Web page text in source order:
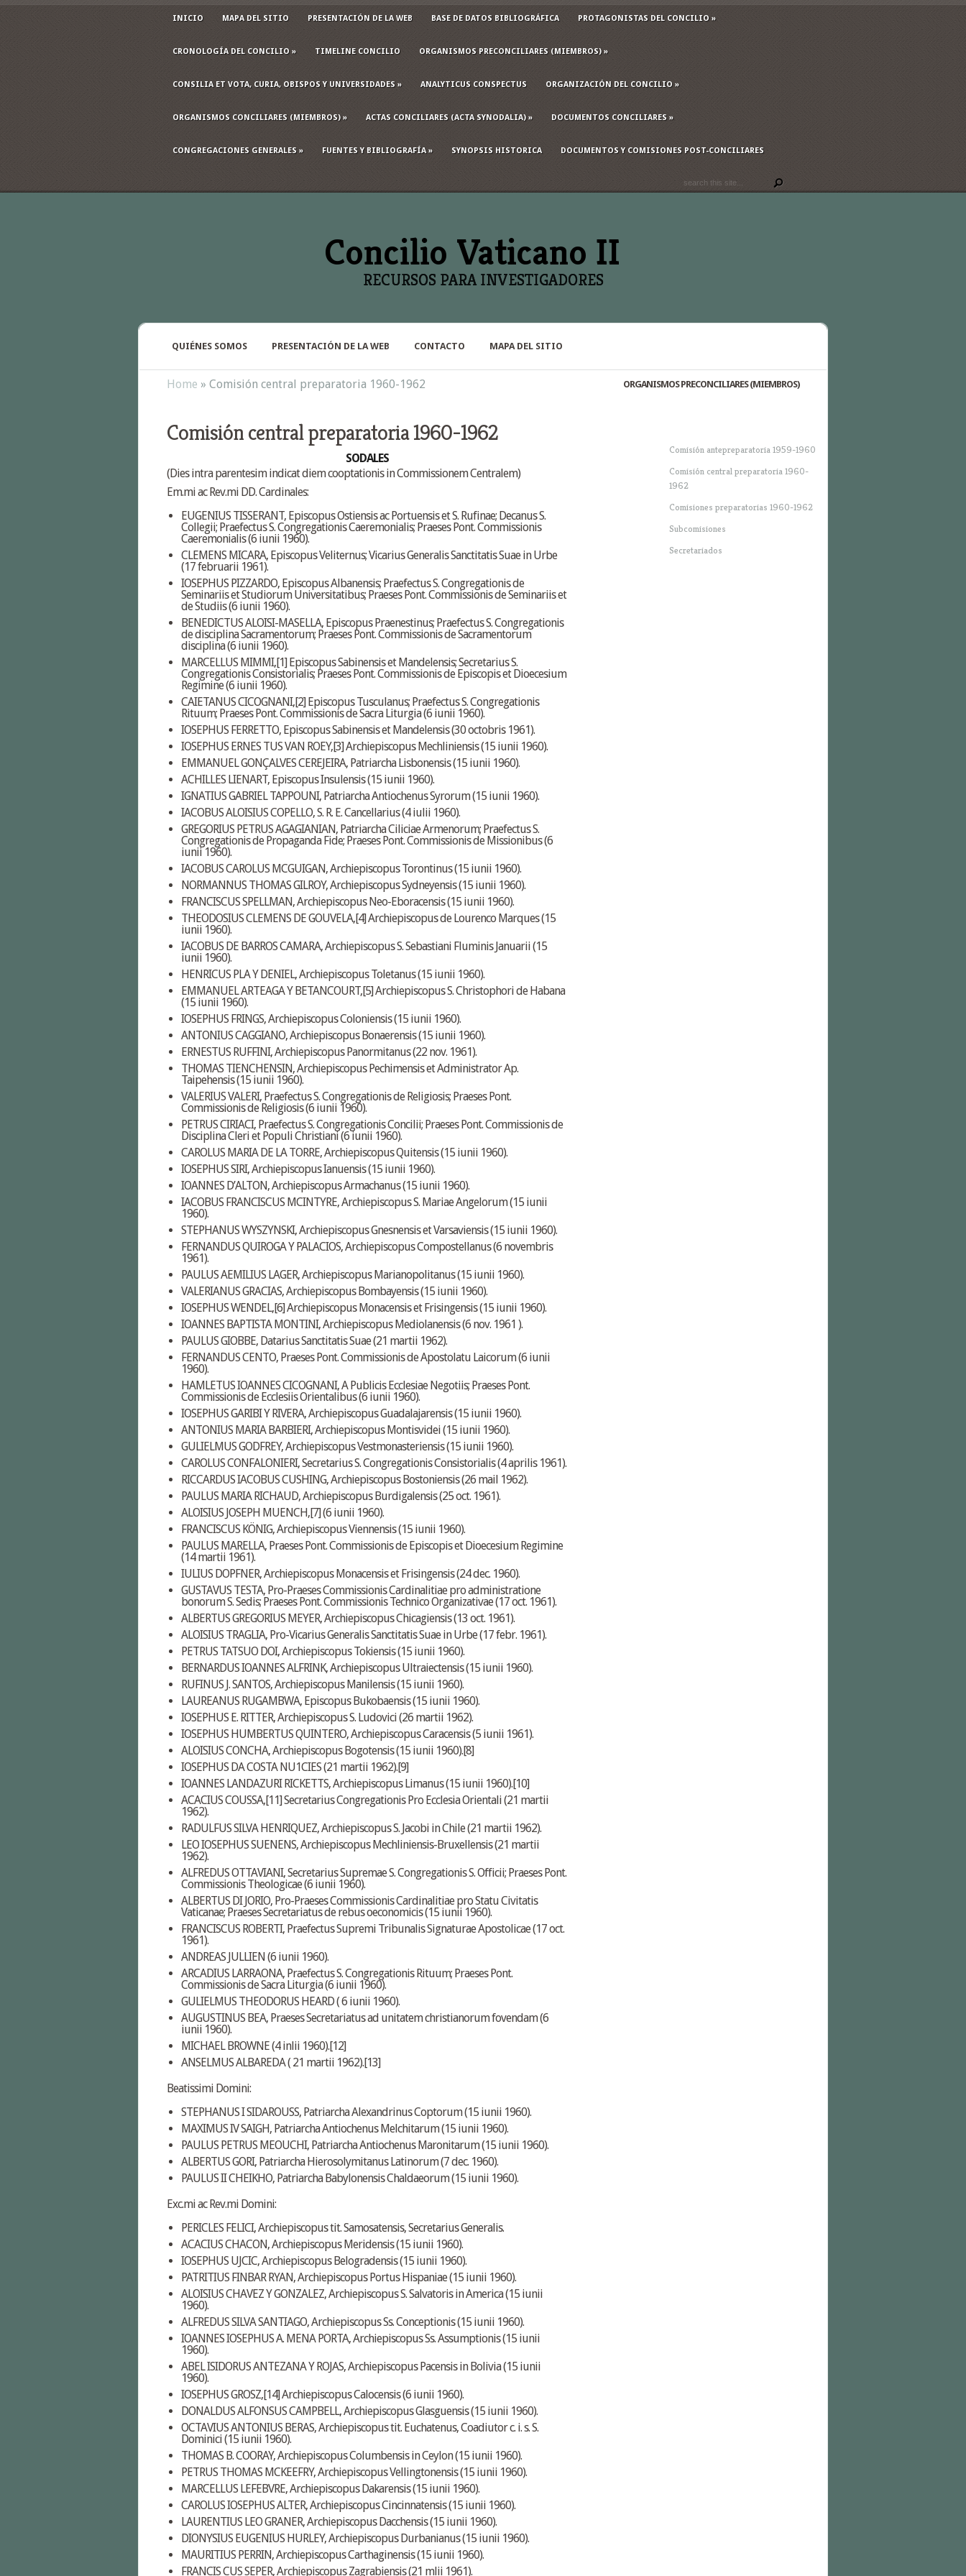
INICIO MAPA DEL SITIO PRESENTACIÓN DE LA WEB BASE DE DATOS BIBLIOGRÁFICA PROTAGONISTAS DEL CONCILIO »
CRONOLOGÍA DEL CONCILIO » TIMELINE CONCILIO ORGANISMOS PRECONCILIARES (MIEMBROS)»
CONSILIA ET VOTA, CURIA, OBISPOS Y UNIVERSIDADES » ANALYTICUS CONSPECTUS ORGANIZACIÓN DEL CONCILIO »
ORGANISMOS CONCILIARES (MIEMBROS)» ACTAS CONCILIARES (ACTA SYNODALIA)» DOCUMENTOS CONCILIARES »
CONGREGACIONES GENERALES » FUENTES Y BIBLIOGRAFÍA» SYNOPSIS HISTORICA DOCUMENTOS Y COMISIONES POST-CONCILIARES
RECURSOS PARA INVESTIGADORES
QUIÉNES SOMOS PRESENTACIÓN DE LA WEB CONTACTO MAPA DEL SITIO
Home » Comisión central preparatoria 1960-1962
Comisión central preparatoria 1960-1962
SODALES
(Dies intra parentesim indicat diem cooptationis in Commissionem Centralem)
Em.mi ac Rev.mi DD. Cardinales:
EUGENIUS TISSERANT, Episcopus Ostiensis ac Portuensis et S. Rufinae; Decanus S.
Collegii; Praefectus S. Congregationis Caeremonialis; Praeses Pont. Commissionis
Caeremonialis (6 iunii 1960).
CLEMENS MICARA, Episcopus Veliternus; Vicarius Generalis Sanctitatis Suae in Urbe
(17 februarii 1961).
IOSEPHUS PIZZARDO, Episcopus Albanensis; Praefectus S. Congregationis de
Seminariis et Studiorum Universitatibus; Praeses Pont. Commissionis de Seminariis et
de Studiis (6 iunii 1960).
BENEDICTUS ALOISI-MASELLA, Episcopus Praenestinus; Praefectus S. Congregationis
de disciplina Sacramentorum; Praeses Pont. Commissionis de Sacramentorum
disciplina (6 iunii 1960).
MARCELLUS MIMMI,[1]Episcopus Sabinensis et Mandelensis; Secretarius S.
Congregationis Consistorialis; Praeses Pont. Commissionis de Episcopis et Dioecesium
Regimine (6 iunii 1960).
CAIETANUS CICOGNANI,[2]Episcopus Tusculanus; Praefectus S. Congregationis
Rituum; Praeses Pont. Commissionis de Sacra Liturgia (6 iunii 1960).
IOSEPHUS FERRETTO, Episcopus Sabinensis et Mandelensis (30 octobris 1961).
IOSEPHUS ERNES TUS VAN ROEY,[3]Archiepiscopus Mechliniensis (15 iunii 1960).
EMMANUEL GONÇALVES CEREJEIRA, Patriarcha Lisbonensis (15 iunii 1960).
ACHILLES LIENART, Episcopus Insulensis (15 iunii 1960).
IGNATIUS GABRIEL TAPPOUNI, Patriarcha Antiochenus Syrorum (15 iunii 1960).
IACOBUS ALOISIUS COPELLO, S. R. E. Cancellarius (4 iulii 1960).
GREGORIUS PETRUS AGAGIANIAN, Patriarcha Ciliciae Armenorum; Praefectus S.
Congregationis de Propaganda Fide; Praeses Pont. Commissionis de Missionibus (6
iunii 1960).
IACOBUS CAROLUS MCGUIGAN, Archiepiscopus Torontinus (15 iunii 1960).
NORMANNUS THOMAS GILROY, Archiepiscopus Sydneyensis (15 iunii 1960).
FRANCISCUS SPELLMAN, Archiepiscopus Neo-Eboracensis (15 iunii 1960).
THEODOSIUS CLEMENS DE GOUVELA,[4]Archiepiscopus de Lourenco Marques (15
iunii 1960).
IACOBUS DE BARROS CAMARA, Archiepiscopus S. Sebastiani Fluminis Januarii (15
iunii 1960).
HENRICUS PLA Y DENIEL, Archiepiscopus Toletanus (15 iunii 1960).
EMMANUEL ARTEAGA Y BETANCOURT,[5]Archiepiscopus S. Christophori de Habana
(15 iunii 1960).
IOSEPHUS FRINGS, Archiepiscopus Coloniensis (15 iunii 1960).
ANTONIUS CAGGIANO, Archiepiscopus Bonaerensis (15 iunii 1960).
ERNESTUS RUFFINI, Archiepiscopus Panormitanus (22 nov. 1961).
THOMAS TIENCHENSIN, Archiepiscopus Pechimensis et Administrator Ap.
Taipehensis (15 iunii 1960).
VALERIUS VALERI, Praefectus S. Congregationis de Religiosis; Praeses Pont.
Commissionis de Religiosis (6 iunii 1960).
PETRUS CIRIACI, Praefectus S. Congregationis Concilii; Praeses Pont. Commissionis de
Disciplina Cleri et Populi Christiani (6 iunii 1960).
CAROLUS MARIA DE LA TORRE, Archiepiscopus Quitensis (15 iunii 1960).
IOSEPHUS SIRI, Archiepiscopus Ianuensis (15 iunii 1960).
IOANNES D’ALTON, Archiepiscopus Armachanus (15 iunii 1960).
IACOBUS FRANCISCUS MCINTYRE, Archiepiscopus S. Mariae Angelorum (15 iunii
1960).
STEPHANUS WYSZYNSKI, Archiepiscopus Gnesnensis et Varsaviensis (15 iunii 1960).
FERNANDUS QUIROGA Y PALACIOS, Archiepiscopus Compostellanus (6 novembris
1961).
PAULUS AEMILIUS LAGER, Archiepiscopus Marianopolitanus (15 iunii 1960).
VALERIANUS GRACIAS, Archiepiscopus Bombayensis (15 iunii 1960).
IOSEPHUS WENDEL,[6]Archiepiscopus Monacensis et Frisingensis (15 iunii 1960).
IOANNES BAPTISTA MONTINI, Archiepiscopus Mediolanensis (6 nov. 1961 ).
PAULUS GIOBBE, Datarius Sanctitatis Suae (21 martii 1962).
FERNANDUS CENTO, Praeses Pont. Commissionis de Apostolatu Laicorum (6 iunii
1960).
HAMLETUS IOANNES CICOGNANI, A Publicis Ecclesiae Negotiis; Praeses Pont.
Commissionis de Ecclesiis Orientalibus (6 iunii 1960).
IOSEPHUS GARIBI Y RIVERA, Archiepiscopus Guadalajarensis (15 iunii 1960).
ANTONIUS MARIA BARBIERI, Archiepiscopus Montisvidei (15 iunii 1960).
GULIELMUS GODFREY, Archiepiscopus Vestmonasteriensis (15 iunii 1960).
CAROLUS CONFALONIERI, Secretarius S. Congregationis Consistorialis (4 aprilis 1961).
RICCARDUS IACOBUS CUSHING, Archiepiscopus Bostoniensis (26 mail 1962).
PAULUS MARIA RICHAUD, Archiepiscopus Burdigalensis (25 oct. 1961).
ALOISIUS JOSEPH MUENCH,[7](6 iunii 1960).
FRANCISCUS KÖNIG, Archiepiscopus Viennensis (15 iunii 1960).
PAULUS MARELLA, Praeses Pont. Commissionis de Episcopis et Dioecesium Regimine
(14 martii 1961).
IULIUS DOPFNER, Archiepiscopus Monacensis et Frisingensis (24 dec. 1960).
GUSTAVUS TESTA, Pro-Praeses Commissionis Cardinalitiae pro administratione
bonorum S. Sedis; Praeses Pont. Commissionis Technico Organizativae (17 oct. 1961).
ALBERTUS GREGORIUS MEYER, Archiepiscopus Chicagiensis (13 oct. 1961).
ALOISIUS TRAGLIA, Pro-Vicarius Generalis Sanctitatis Suae in Urbe (17 febr. 1961).
PETRUS TATSUO DOI, Archiepiscopus Tokiensis (15 iunii 1960).
BERNARDUS IOANNES ALFRINK, Archiepiscopus Ultraiectensis (15 iunii 1960).
RUFINUS J. SANTOS, Archiepiscopus Manilensis (15 iunii 1960).
LAUREANUS RUGAMBWA, Episcopus Bukobaensis (15 iunii 1960).
IOSEPHUS E. RITTER, Archiepiscopus S. Ludovici (26 martii 1962).
IOSEPHUS HUMBERTUS QUINTERO, Archiepiscopus Caracensis (5 iunii 1961).
ALOISIUS CONCHA, Archiepiscopus Bogotensis (15 iunii 1960).[8]
IOSEPHUS DA COSTA NU1CIES (21 martii 1962).[9]
IOANNES LANDAZURI RICKETTS, Archiepiscopus Limanus (15 iunii 1960).[10]
ACACIUS COUSSA,[11]Secretarius Congregationis Pro Ecclesia Orientali (21 martii
1962).
RADULFUS SILVA HENRIQUEZ, Archiepiscopus S. Jacobi in Chile (21 martii 1962).
LEO IOSEPHUS SUENENS, Archiepiscopus Mechliniensis-Bruxellensis (21 martii
1962).
ALFREDUS OTTAVIANI, Secretarius Supremae S. Congregationis S. Officii; Praeses Pont.
Commissionis Theologicae (6 iunii 1960).
ALBERTUS DI JORIO, Pro-Praeses Commissionis Cardinalitiae pro Statu Civitatis
Vaticanae; Praeses Secretariatus de rebus oeconomicis (15 iunii 1960).
FRANCISCUS ROBERTI, Praefectus Supremi Tribunalis Signaturae Apostolicae (17 oct.
1961).
ANDREAS JULLIEN (6 iunii 1960).
ARCADIUS LARRAONA, Praefectus S. Congregationis Rituum; Praeses Pont.
Commissionis de Sacra Liturgia (6 iunii 1960).
GULIELMUS THEODORUS HEARD ( 6 iunii 1960).
AUGUSTINUS BEA, Praeses Secretariatus ad unitatem christianorum fovendam (6
iunii 1960).
MICHAEL BROWNE (4 inlii 1960).[12]
ANSELMUS ALBAREDA ( 21 martii 1962).[13]
Beatissimi Domini:
STEPHANUS I SIDAROUSS, Patriarcha Alexandrinus Coptorum (15 iunii 1960).
MAXIMUS IV SAIGH, Patriarcha Antiochenus Melchitarum (15 iunii 1960).
PAULUS PETRUS MEOUCHI, Patriarcha Antiochenus Maronitarum (15 iunii 1960).
ALBERTUS GORI, Patriarcha Hierosolymitanus Latinorum (7 dec. 1960).
PAULUS II CHEIKHO, Patriarcha Babylonensis Chaldaeorum (15 iunii 1960).
Exc.mi ac Rev.mi Domini:
PERICLES FELICI, Archiepiscopus tit. Samosatensis, Secretarius Generalis.
ACACIUS CHACON, Archiepiscopus Meridensis (15 iunii 1960).
IOSEPHUS UJCIC, Archiepiscopus Belogradensis (15 iunii 1960).
PATRITIUS FINBAR RYAN, Archiepiscopus Portus Hispaniae (15 iunii 1960).
ALOISIUS CHAVEZ Y GONZALEZ, Archiepiscopus S. Salvatoris in America (15 iunii
1960).
ALFREDUS SILVA SANTIAGO, Archiepiscopus Ss. Conceptionis (15 iunii 1960).
IOANNES IOSEPHUS A. MENA PORTA, Archiepiscopus Ss. Assumptionis (15 iunii
1960).
ABEL ISIDORUS ANTEZANA Y ROJAS, Archiepiscopus Pacensis in Bolivia (15 iunii
1960).
IOSEPHUS GROSZ,[14]Archiepiscopus Calocensis (6 iunii 1960).
DONALDUS ALFONSUS CAMPBELL, Archiepiscopus Glasguensis (15 iunii 1960).
OCTAVIUS ANTONIUS BERAS, Archiepiscopus tit. Euchatenus, Coadiutor c. i. s. S.
Dominici (15 iunii 1960).
THOMAS B. COORAY, Archiepiscopus Columbensis in Ceylon (15 iunii 1960).
PETRUS THOMAS MCKEEFRY, Archiepiscopus Vellingtonensis (15 iunii 1960).
MARCELLUS LEFEBVRE, Archiepiscopus Dakarensis (15 iunii 1960).
CAROLUS IOSEPHUS ALTER, Archiepiscopus Cincinnatensis (15 iunii 1960).
LAURENTIUS LEO GRANER, Archiepiscopus Dacchensis (15 iunii 1960).
DIONYSIUS EUGENIUS HURLEY, Archiepiscopus Durbanianus (15 iunii 1960).
MAURITIUS PERRIN, Archiepiscopus Carthaginensis (15 iunii 1960).
FRANCIS CUS SEPER, Archiepiscopus Zagrabiensis (21 mlii 1961).
ORGANISMOS PRECONCILIARES (MIEMBROS)
Comisión antepreparatoria 1959-1960
Comisión central preparatoria 1960-
1962
Comisiones preparatorias 1960-1962
Subcomisiones
Secretariados